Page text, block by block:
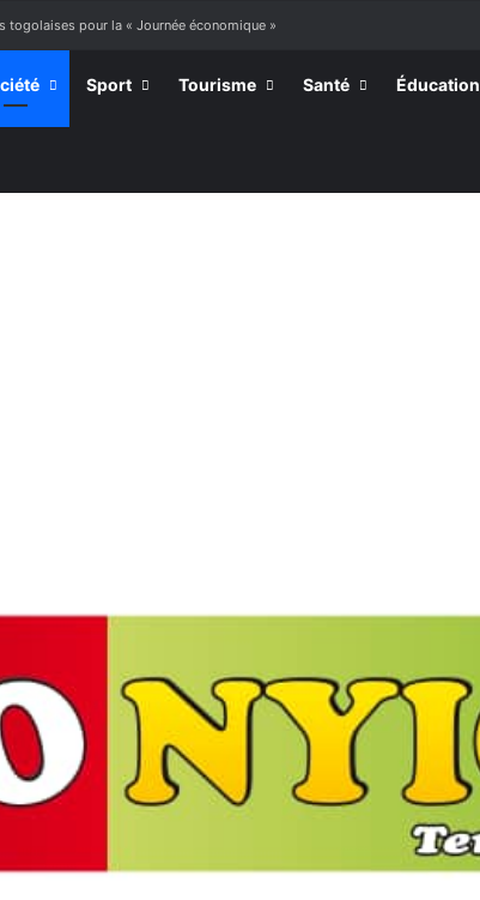
pour la « Journée économique »
Sport Tourisme Santé Éducation